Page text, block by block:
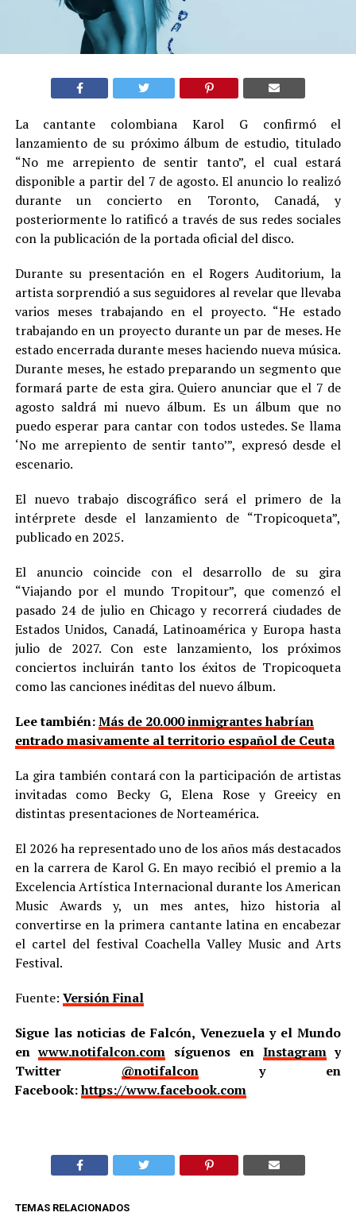
La cantante colombiana Karol G confirmó el
lanzamiento de su próximo álbum de estudio, titulado
“No me arrepiento de sentir tanto”, el cual estará
disponible a partir del 7 de agosto. El anuncio lo realizó
durante un concierto en Toronto, Canadá, y
posteriormente lo ratificó a través de sus redes sociales
con la publicación de la portada oficial del disco.
Durante su presentación en el Rogers Auditorium, la
artista sorprendió a sus seguidores al revelar que llevaba
varios meses trabajando en el proyecto. “He estado
trabajando en un proyecto durante un par de meses. He
estado encerrada durante meses haciendo nueva música.
Durante meses, he estado preparando un segmento que
formará parte de esta gira. Quiero anunciar que el 7 de
agosto saldrá mi nuevo álbum. Es un álbum que no
puedo esperar para cantar con todos ustedes. Se llama
‘No me arrepiento de sentir tanto’”, expresó desde el
escenario.
El nuevo trabajo discográfico será el primero de la
intérprete desde el lanzamiento de “Tropicoqueta”,
publicado en 2025.
El anuncio coincide con el desarrollo de su gira
“Viajando por el mundo Tropitour”, que comenzó el
pasado 24 de julio en Chicago y recorrerá ciudades de
Estados Unidos, Canadá, Latinoamérica y Europa hasta
julio de 2027. Con este lanzamiento, los próximos
conciertos incluirán tanto los éxitos de Tropicoqueta
como las canciones inéditas del nuevo álbum.
Lee también:Más de 20.000 inmigrantes habrían
entrado masivamente al territorio español de Ceuta
La gira también contará con la participación de artistas
invitadas como Becky G, Elena Rose y Greeicy en
distintas presentaciones de Norteamérica.
El 2026 ha representado uno de los años más destacados
en la carrera de Karol G. En mayo recibió el premio a la
Excelencia Artística Internacional durante los American
Music Awards y, un mes antes, hizo historia al
convertirse en la primera cantante latina en encabezar
el cartel del festival Coachella Valley Music and Arts
Festival.
Fuente: Versión Final
Sigue las noticias de Falcón, Venezuela y el Mundo
enwww.notifalcon.com síguenos en Instagramy
Twitter @notifalcony en
Facebook:https://www.facebook.com
TEMAS RELACIONADOS